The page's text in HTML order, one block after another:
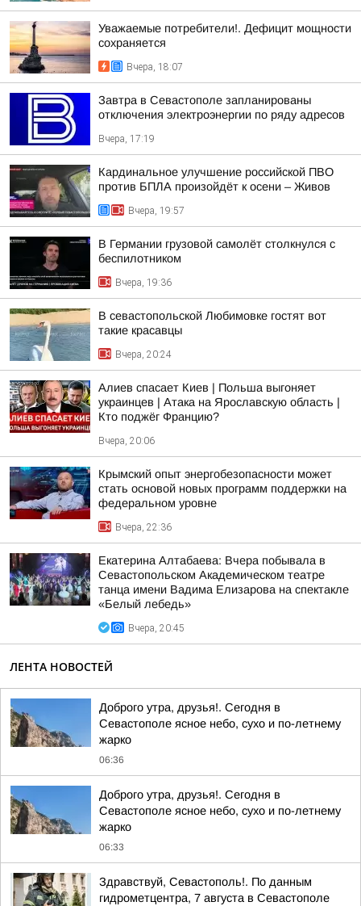
Уважаемые потребители!. Дефицит мощности
сохраняется
Вчера, 18:07
Завтра в Севастополе запланированы
отключения электроэнергии по ряду адресов
Вчера, 17:19
Кардинальное улучшение российской ПВО
против БПЛА произойдёт к осени – Живов
Вчера, 19:57
В Германии грузовой самолёт столкнулся с
беспилотником
Вчера, 19:36
В севастопольской Любимовке гостят вот
такие красавцы
Вчера, 20:24
Алиев спасает Киев | Польша выгоняет
украинцев | Атака на Ярославскую область |
Кто поджёг Францию?
Вчера, 20:06
Крымский опыт энергобезопасности может
стать основой новых программ поддержки на
федеральном уровне
Вчера, 22:36
Екатерина Алтабаева: Вчера побывала в
Севастопольском Академическом театре
танца имени Вадима Елизарова на спектакле
«Белый лебедь»
Вчера, 20:45
ЛЕНТА НОВОСТЕЙ
Доброго утра, друзья!. Сегодня в
Севастополе ясное небо, сухо и по-летнему
жарко
06:36
Доброго утра, друзья!. Сегодня в
Севастополе ясное небо, сухо и по-летнему
жарко
06:33
Здравствуй, Севастополь!. По данным
гидрометцентра, 7 августа в Севастополе